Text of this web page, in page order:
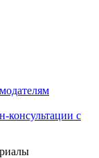
консультации с